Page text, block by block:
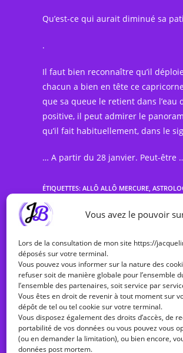
Vous avez le pouvoir
Lors de la consultation de mon site https://
déposés sur votre terminal.
Vous pouvez vous informer sur la nature des
refuser soit de manière globale pour l’ensemble
l’ensemble des partenaires, soit service par
Vous êtes en droit de revenir à tout moment sur
dépôt de tel ou tel cookie sur votre terminal.
Vous disposez également des droits d’accès, de
portabilité de vos données ou vous pouvez vous
(ou en demander la limitation), ou bien encore,
données post mortem.
Qu’est-ce qui aurait diminué sa
.
Il faut bien reconnaître qu’il
chacun a bien en tête ce
que sa queue le retient dans l’eau
positive, il peut admirer le
qu’il fait habituellement, dans le
… A partir du 28 janvier. Peut-être
ÉTIQUETTES: ALLÔ ALLÔ MERCURE
more
articles
Mars rétrograde en cancer le 6
VOUS DEVRIEZ ÉGALEMENT